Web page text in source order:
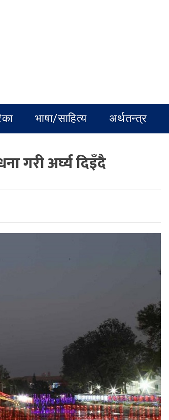
भाषा/साहित्य अर्थतन्त्र
गरी अर्घ्य दिइँदै